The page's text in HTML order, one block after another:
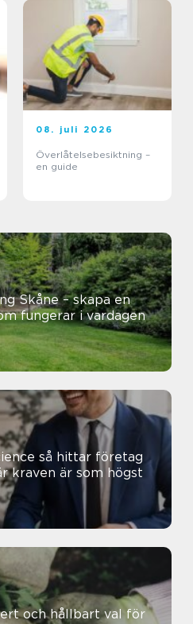
08. juli 2026
Överlåtelsebesiktning –
en guide
Skåne – skapa en
fungerar i vardagen
företag
kraven är som högst
och hållbart val för